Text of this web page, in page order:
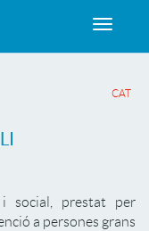
Toggle
CAT
social, prestat per
a persones grans